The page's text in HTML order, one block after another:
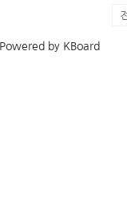
Powered by KBoard